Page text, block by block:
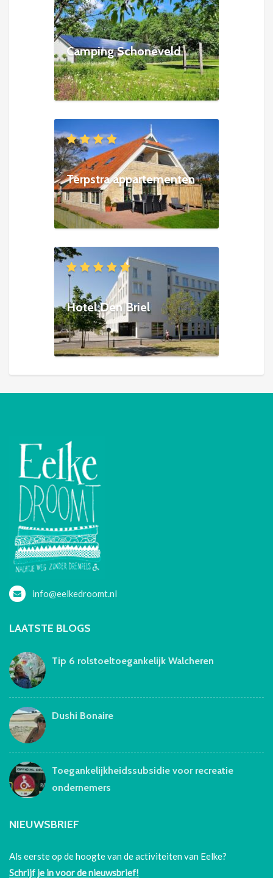
Camping Schoneveld
Terpstra appartementen
Hotel Den Briel
info@eelkedroomt.nl
LAATSTE BLOGS
Tip 6 rolstoeltoegankelijk Walcheren
Dushi Bonaire
Toegankelijkheidssubsidie voor recreatie
ondernemers
NIEUWSBRIEF
Als eerste op de hoogte van de activiteiten van Eelke?
Schrijf je in voor de nieuwsbrief!